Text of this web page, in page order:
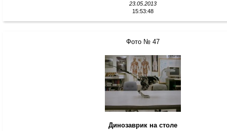
23.05.2013
15:53:48
Фото № 47
Динозаврик на столе